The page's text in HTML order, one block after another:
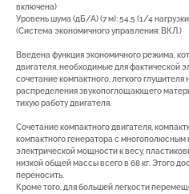
включена)
Уровень шума (дБ/А) (7 м): 54,5 (1/4
(Система экономичного управления: ВКЛ.)
Введена функция экономичного режима,
двигателя, необходимые для фактической
сочетание компактного, легкого
распределения звукопоглощающего
тихую работу двигателя.
Сочетание компактного двигателя,
компактного генератора с
электрической мощности к весу,
низкой общей массы всего в 68 кг. Этого
переносить.
Кроме того, для большей легкости